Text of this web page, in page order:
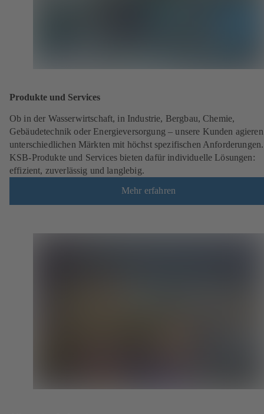
Produkte und Services
Ob in der Wasserwirtschaft, in Industrie, Bergbau, Chemie,
Gebäudetechnik oder Energieversorgung – unsere Kunden
unterschiedlichen Märkten mit höchst spezifischen Anforderungen.
KSB-Produkte und Services bieten dafür individuelle Lösungen:
effizient, zuverlässig und langlebig.
Mehr erfahren